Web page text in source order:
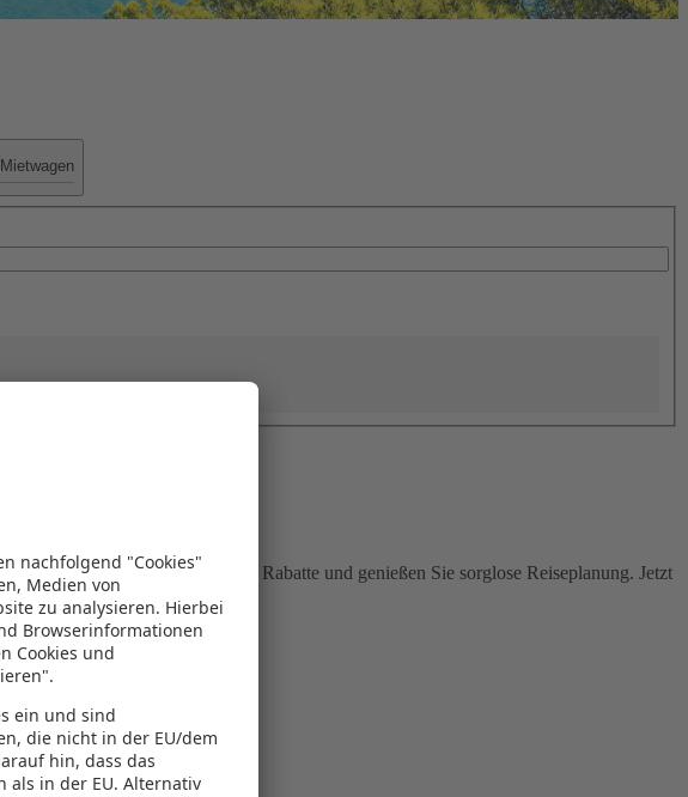
Mietwagen
Geld. Nutzen Sie attraktive Rabatte und genießen Sie sorglose Reiseplanung. Jetzt